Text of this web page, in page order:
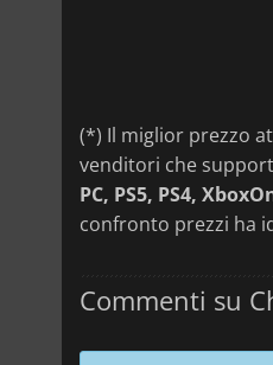
(*) Il miglior prezzo
venditori che
PC, PS5, PS4,
confronto prezzi ha
Commenti su